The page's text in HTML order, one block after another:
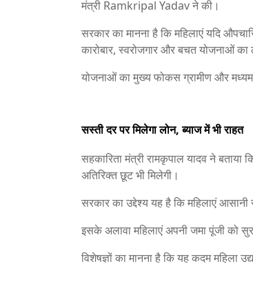
मंत्री Ramkripal Yadavने की।
सरकार का मानना है कि महिलाएं यदि
कारोबार, स्वरोजगार और बचत योजनाओं
योजनाओं का मुख्य फोकस ग्रामीण और
सस्ती दर पर मिलेगा लोन, ब्याज में भी राहत
सहकारिता मंत्री रामकृपाल यादव ने
अतिरिक्त छूट भी मिलेगी।
सरकार का उद्देश्य यह है कि महिलाएं
इसके अलावा महिलाएं अपनी जमा पूंजी को
विशेषज्ञों का मानना है कि यह कदम महिला